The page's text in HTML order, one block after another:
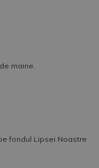
maine.
fondul Lipsei Noastre